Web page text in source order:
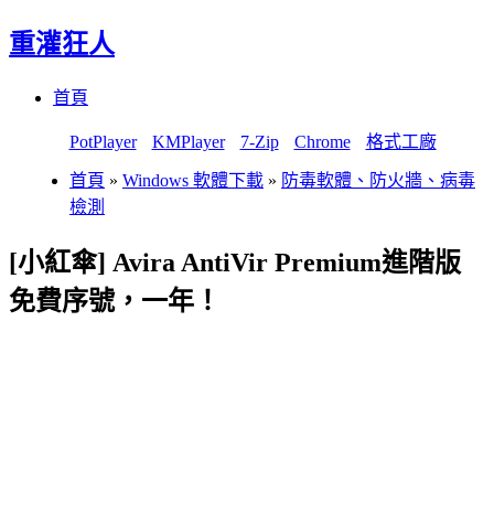
重灌狂人
首頁
PotPlayer KMPlayer 7-Zip Chrome 格式工廠
首頁 » Windows 軟體下載 » 防毒軟體、防火牆、病毒
檢測
[小紅傘] Avira AntiVir Premium進階版
免費序號，一年！